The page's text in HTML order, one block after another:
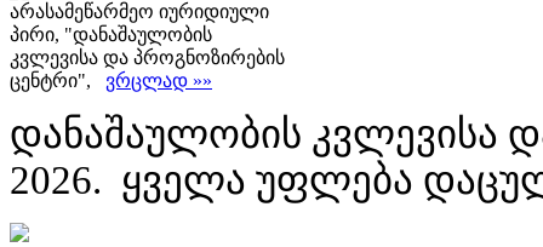
არასამეწარმეო იურიდიული
პირი, "დანაშაულობის
კვლევისა და პროგნოზირების
ცენტრი", ვრცლად »»
დანაშაულობის კვლევისა
2026. ყველა უფლება